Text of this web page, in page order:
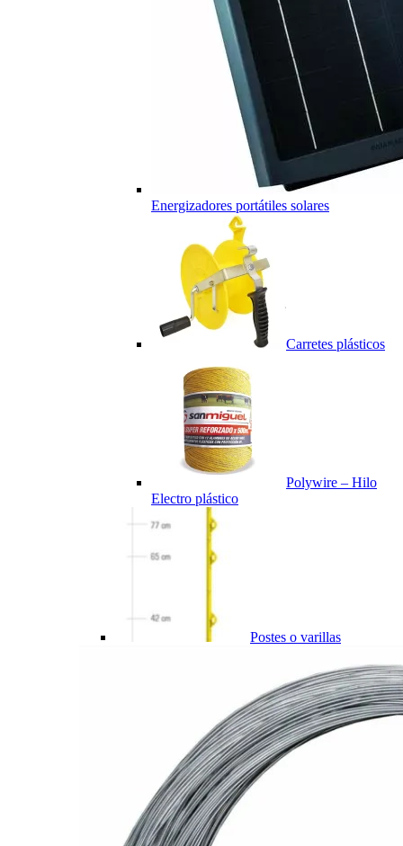
Energizadores portátiles solares
Carretes plásticos
Polywire – Hilo
Electro plástico
Postes o varillas